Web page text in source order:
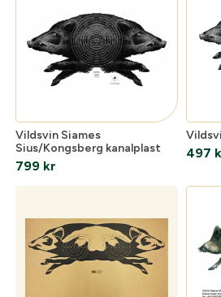
Vildsvin Siames
Sius/Kongsberg kanalplast
799 kr
497